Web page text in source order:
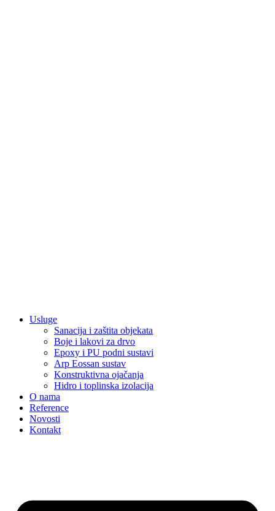
Usluge
Sanacija i zaštita objekata
Boje i lakovi za drvo
Epoxy i PU podni sustavi
Arp Eossan sustav
Konstruktivna ojačanja
Hidro i toplinska izolacija
O nama
Reference
Novosti
Kontakt